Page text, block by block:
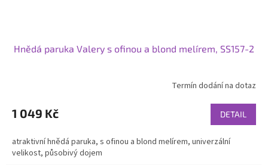
Hnědá paruka Valery s ofinou a blond melírem, SS157-2
Termín dodání na dotaz
1 049 Kč DETAIL
atraktivní hnědá paruka, s ofinou a blond melírem, univerzální
velikost, působivý dojem